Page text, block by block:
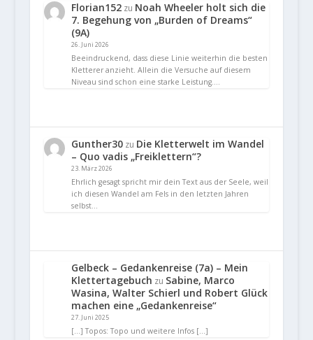
Florian152zu Noah Wheeler holt sich die
7. Begehung von „Burden of Dreams“
(9A)
26. Juni 2026
Beeindruckend, dass diese Linie weiterhin die besten
Kletterer anzieht. Allein die Versuche auf diesem
Niveau sind schon eine starke Leistung.…
Gunther30zu Die Kletterwelt im Wandel
– Quo vadis „Freiklettern“?
23. März 2026
Ehrlich gesagt spricht mir dein Text aus der Seele, weil
ich diesen Wandel am Fels in den letzten Jahren
selbst…
Gelbeck – Gedankenreise (7a) – Mein
Klettertagebuch zu Sabine, Marco
Wasina, Walter Schierl und Robert Glück
machen eine „Gedankenreise“
27. Juni 2025
[…] Topos: Topo und weitere Infos […]